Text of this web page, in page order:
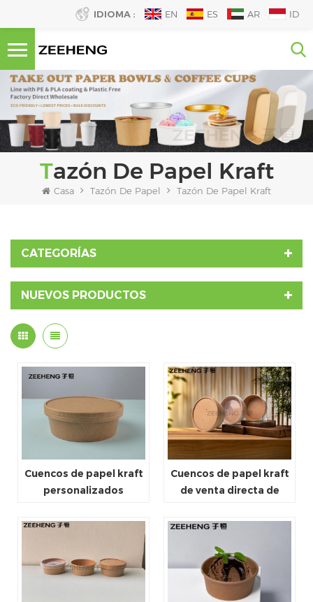
IDIOMA : EN ES AR ID
Tazón De Papel Kraft
Casa Tazón De Papel Tazón De Papel Kraft
CATEGORÍAS
NUEVOS PRODUCTOS
Cuencos de papel kraft
personalizados
oz para llevar
Cuencos de papel kraft
de venta directa de
calidad para llevar